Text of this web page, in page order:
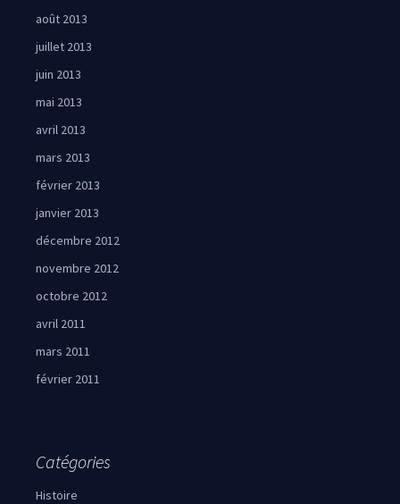
août 2013
juillet 2013
juin 2013
mai 2013
avril 2013
mars 2013
février 2013
janvier 2013
décembre 2012
novembre 2012
octobre 2012
avril 2011
mars 2011
février 2011
Catégories
Histoire